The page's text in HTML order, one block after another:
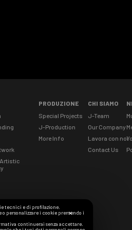
PRODUZIONE
Special Projects
J-Production
More Info
CHI SIAMO
J-Team
Our Company
Lavora con noi
Contact Us
✕
tecnici e di profilazione.
personalizzare i cookie premendo i
continuerai senza accettare.